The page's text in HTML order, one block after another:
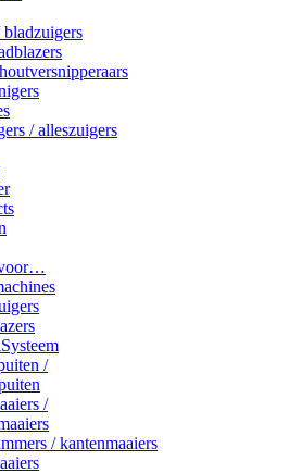
/ alleszuigers
voor…
/
/
/ kantenmaaiers